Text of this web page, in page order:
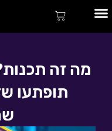
לתוכן
דילוג
עגלת
מה זה
תופתעו